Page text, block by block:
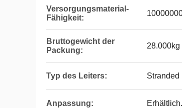
Versorgungsmaterial-
Fähigkeit:
Bruttogewicht der
Packung:
28.000kg
Typ des Leiters: Stranded
Anpassung: Erhältlich.